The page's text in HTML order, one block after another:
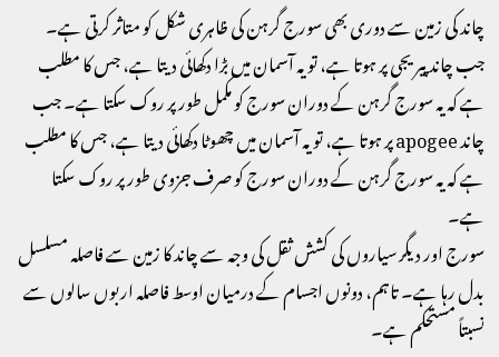
چاند کی زمین سے دوری بھی سورج گرہن کی ظاہری شکل کو متاثر کرتی ہے۔
جب چاند پیریجی پر ہوتا ہے، تو یہ آسمان میں بڑا دکھائی دیتا ہے، جس کا مطلب
ہے کہ یہ سورج گرہن کے دوران سورج کو مکمل طور پر روک سکتا ہے۔ جب
چاند apogee پر ہوتا ہے، تو یہ آسمان میں چھوٹا دکھائی دیتا ہے، جس کا مطلب
ہے کہ یہ سورج گرہن کے دوران سورج کو صرف جزوی طور پر روک سکتا
ہے۔
سورج اور دیگر سیاروں کی کشش ثقل کی وجہ سے چاند کا زمین سے فاصلہ مسلسل
بدل رہا ہے۔ تاہم، دونوں اجسام کے درمیان اوسط فاصلہ اربوں سالوں سے
نسبتاً مستحکم ہے۔